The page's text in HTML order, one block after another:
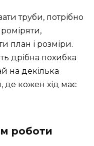
труби, потрібно
план і розміри.
дрібна похибка
на декілька
де кожен хід має
роботи